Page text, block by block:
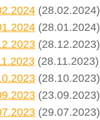
(28.02.2024)
(28.01.2024)
(28.12.2023)
(28.11.2023)
(28.10.2023)
(23.09.2023)
(29.07.2023)